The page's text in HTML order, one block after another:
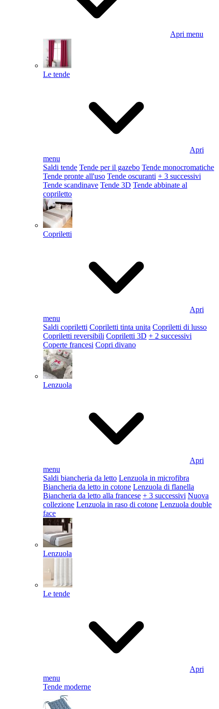
Apri menu
Le tende
Apri
menu
Saldi tende Tende per il gazebo Tende monocromatiche
Tende pronte all'uso Tende oscuranti + 3 successivi
Tende scandinave Tende 3D Tende abbinate al
copriletto
Copriletti
Apri
menu
Saldi copriletti Copriletti tinta unita Copriletti di lusso
Copriletti reversibili Copriletti 3D + 2 successivi
Coperte francesi Copri divano
Lenzuola
Apri
menu
Saldi biancheria da letto Lenzuola in microfibra
Biancheria da letto in cotone Lenzuola di flanella
Biancheria da letto alla francese + 3 successivi Nuova
collezione Lenzuola in raso di cotone Lenzuola double
face
Lenzuola
Le tende
Apri
menu
Tende moderne